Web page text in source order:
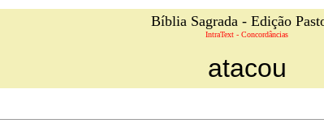
Bíblia Sagrada - Edição
IntraText - Concordâncias
atacou